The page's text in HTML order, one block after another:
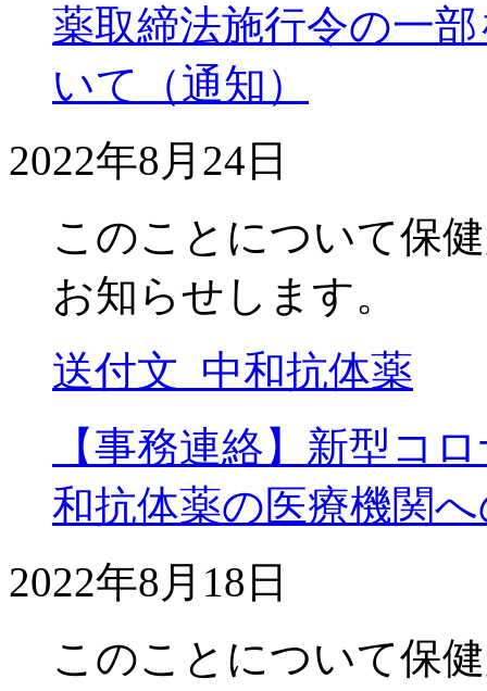
薬取締法施行令の一
いて（通知）
2022年8月24日
このことについて保
お知らせします。
送付文_中和抗体薬
【事務連絡】新型コ
和抗体薬の医療機関
2022年8月18日
このことについて保